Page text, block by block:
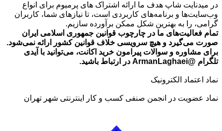
تا
تومان549,000
در میدنایت شاپ هدف ما ارائه اشتراک های پرمیوم برای انواع
وب‌سایت‌ها و برنامه‌های کاربردی است، تا نیازهای شما، کاربران
گرامی، را به بهترین شکل ممکن برآورده سازیم.
تمام فعالیت‌های ما در چارچوب قوانین جمهوری اسلامی ایران
صورت می‌گیرد و هیچ سرویسی خلاف قوانین کشور ارائه نمی‌شود.
برای مشاوره و سوالات پیرامون خرید اکانت، می‌توانید با آیدی
تلگرام @ArmanLaghaei در ارتباط باشید.
نماد اعتماد الکترونیک
نماد عضویت در انجمن صنفی کسب و کار اینترنتی شهر تهران